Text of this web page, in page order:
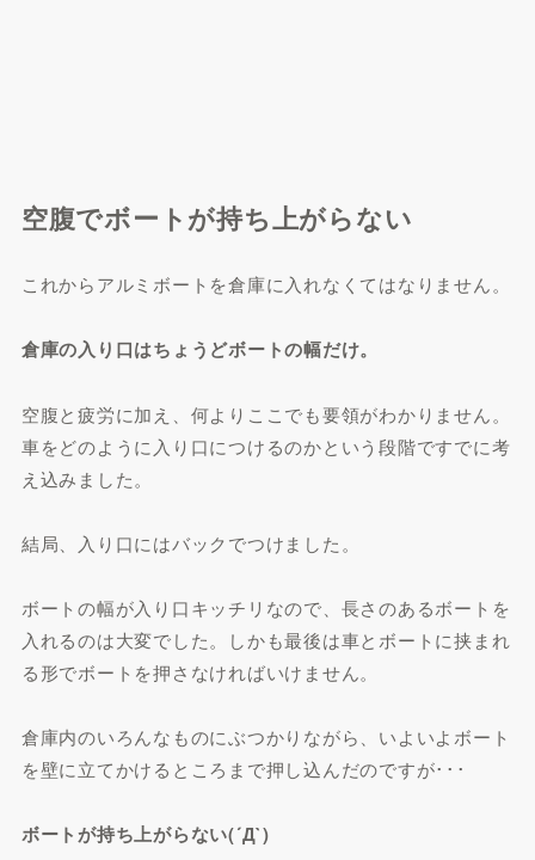
空腹でボートが持ち上がらない
これからアルミボートを倉庫に入れなくてはなりません。
倉庫の入り口はちょうどボートの幅だけ。
空腹と疲労に加え、何よりここでも要領がわかりません。
車をどのように入り口につけるのかという段階ですでに考
え込みました。
結局、入り口にはバックでつけました。
ボートの幅が入り口キッチリなので、長さのあるボートを
入れるのは大変でした。しかも最後は車とボートに挟まれ
る形でボートを押さなければいけません。
倉庫内のいろんなものにぶつかりながら、いよいよボート
を壁に立てかけるところまで押し込んだのですが･･･
ボートが持ち上がらない(´Д`)